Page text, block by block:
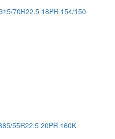
70R22.5 18PR 154/150
55R22.5 20PR 160K